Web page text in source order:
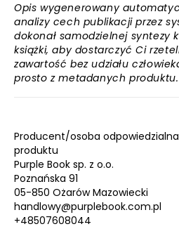
Opis wygenerowany
analizy cech publikacji przez
dokonał samodzielnej syntezy
książki, aby dostarczyć Ci
zawartość bez udziału
prosto z metadanych produktu.
Producent/osoba
produktu
Purple Book sp. z o.o.
Poznańska 91
05-850 Ożarów Mazowiecki
handlowy@purplebook.com.pl
+48507608044